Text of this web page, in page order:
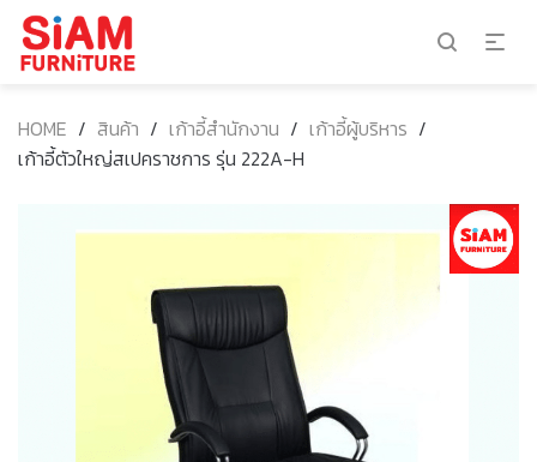
HOME / สินค้า / เก้าอี้สำนักงาน / เก้าอี้ผู้บริหาร /
เก้าอี้ตัวใหญ่สเปคราชการ รุ่น 222A-H